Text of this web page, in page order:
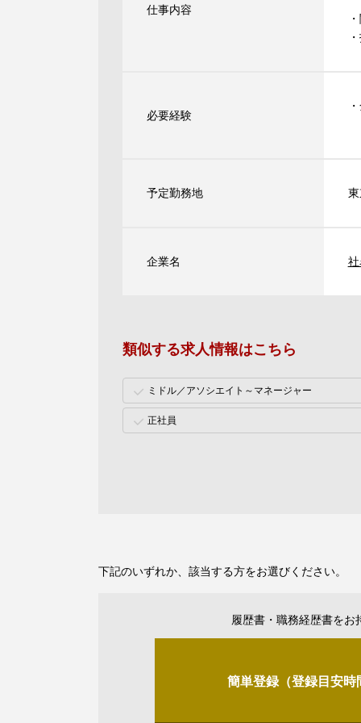
仕事内容
必要経験
予定勤務地
企業名
類似する求人情報はこちら
ミドル／アソシエイト～マネージャー
正社員
下記のいずれか、該当する方をお選びください。
履歴書・職務経歴書をお
簡単登録（登録目安時